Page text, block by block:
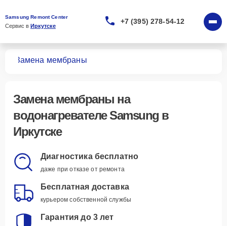
Samsung Remont Center
Сервис в Иркутске
+7 (395) 278-54-12
Замена мембраны
Замена мембраны на
водонагревателе Samsung в
Иркутске
Диагностика бесплатно
даже при отказе от ремонта
Бесплатная доставка
курьером собственной службы
Гарантия до 3 лет